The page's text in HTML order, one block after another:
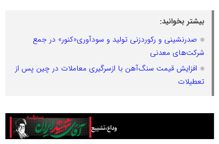
بیشتر بخوانید:
صدرنشینی و رکوردزنی تولید و سودآوری«کنور» در جمع
شرکت‌های معدنی
افزایش قیمت سنگ‌آهن با ازسرگیری معاملات در چین پس از
تعطیلات